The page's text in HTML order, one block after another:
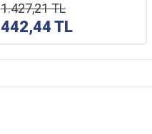
1.427,21TL
442,44 TL